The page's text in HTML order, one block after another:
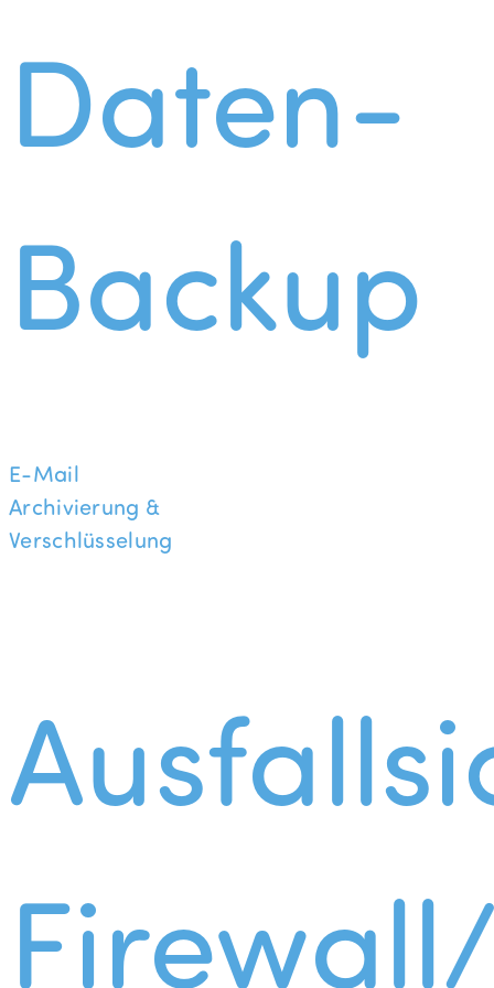
Daten-
Backup
E-Mail
Archivierung &
Verschlüsselung